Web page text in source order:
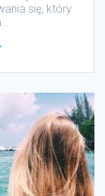
się, który